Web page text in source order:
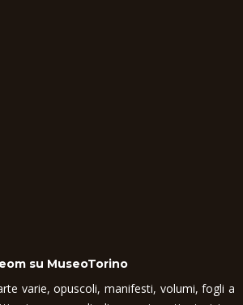
su MuseoTorino
varie, opuscoli, manifesti, volumi, fogli a